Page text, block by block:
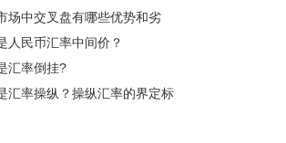
场中交叉盘有哪些优势和劣
人民币汇率中间价？
汇率倒挂?
汇率操纵？操纵汇率的界定标